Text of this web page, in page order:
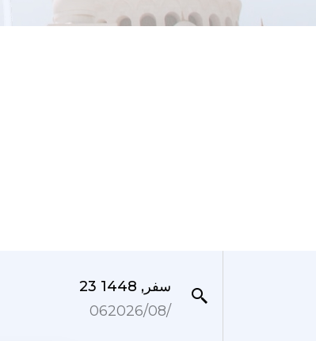
23 سفر, 1448
06‏/08‏/2026